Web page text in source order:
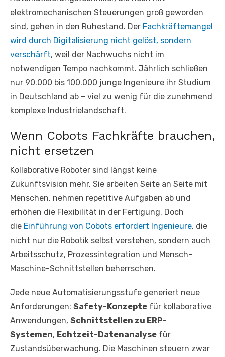
elektromechanischen Steuerungen groß geworden
sind, gehen in den Ruhestand. Der Fachkräftemangel
wird durch Digitalisierung nicht gelöst, sondern
verschärft, weil der Nachwuchs nicht im
notwendigen Tempo nachkommt. Jährlich schließen
nur 90.000 bis 100.000 junge Ingenieure ihr Studium
in Deutschland ab – viel zu wenig für die zunehmend
komplexe Industrielandschaft.
Wenn Cobots Fachkräfte brauchen,
nicht ersetzen
Kollaborative Roboter sind längst keine
Zukunftsvision mehr. Sie arbeiten Seite an Seite mit
Menschen, nehmen repetitive Aufgaben ab und
erhöhen die Flexibilität in der Fertigung. Doch
die Einführung von Cobots erfordert Ingenieure, die
nicht nur die Robotik selbst verstehen, sondern auch
Arbeitsschutz, Prozessintegration und Mensch-
Maschine-Schnittstellen beherrschen.
Jede neue Automatisierungsstufe generiert neue
Anforderungen: Safety-Konzepte für kollaborative
Anwendungen, Schnittstellen zu ERP-
Systemen, Echtzeit-Datenanalyse für
Zustandsüberwachung. Die Maschinen steuern zwar